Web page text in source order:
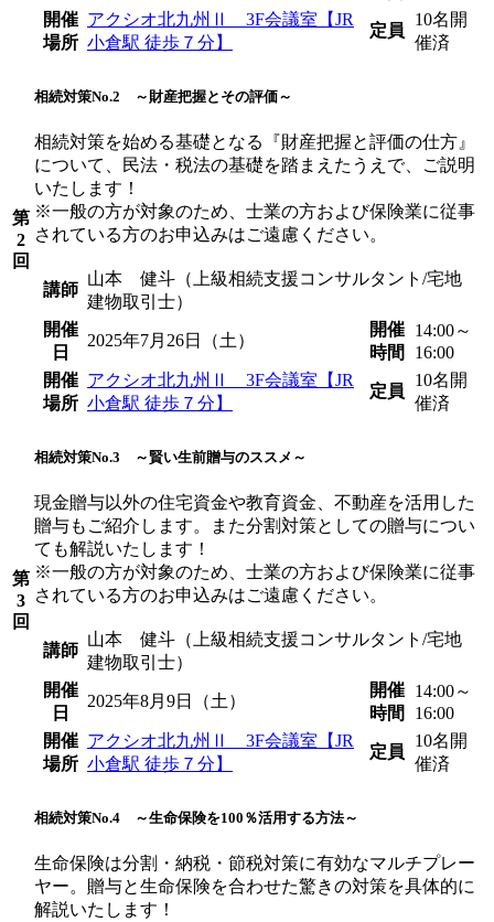
開催
場所
アクシオ北九州Ⅱ 3F会議室【JR
小倉駅 徒歩７分】
定員
10名 開
催済
第
2
回
相続対策No.2 ～財産把握とその評価～
相続対策を始める基礎となる『財産把握と評価の仕方』
について、民法・税法の基礎を踏まえたうえで、ご説明
いたします！
※一般の方が対象のため、士業の方および保険業に従事
されている方のお申込みはご遠慮ください。
講師
山本 健斗（上級相続支援コンサルタント/宅地
建物取引士）
開催
日
2025年7月26日（土）
開催
時間
14:00～
16:00
開催
場所
アクシオ北九州Ⅱ 3F会議室【JR
小倉駅 徒歩７分】
定員
10名 開
催済
第
3
回
相続対策No.3 ～賢い生前贈与のススメ～
現金贈与以外の住宅資金や教育資金、不動産を活用した
贈与もご紹介します。また分割対策としての贈与につい
ても解説いたします！
※一般の方が対象のため、士業の方および保険業に従事
されている方のお申込みはご遠慮ください。
講師
山本 健斗（上級相続支援コンサルタント/宅地
建物取引士）
開催
日
2025年8月9日（土）
開催
時間
14:00～
16:00
開催
場所
アクシオ北九州Ⅱ 3F会議室【JR
小倉駅 徒歩７分】
定員
10名 開
催済
相続対策No.4 ～生命保険を100％活用する方法～
生命保険は分割・納税・節税対策に有効なマルチプレー
ヤー。贈与と生命保険を合わせた驚きの対策を具体的に
解説いたします！